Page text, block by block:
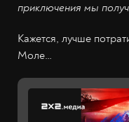
приключения мы
Кажется, лучше
Моле…